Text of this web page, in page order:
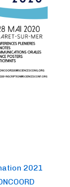
2021